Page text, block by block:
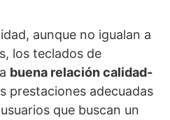
aunque no igualan a
los teclados de
buena relación calidad-
prestaciones adecuadas
que buscan un